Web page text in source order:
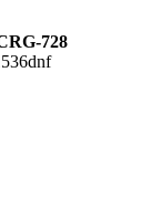
728